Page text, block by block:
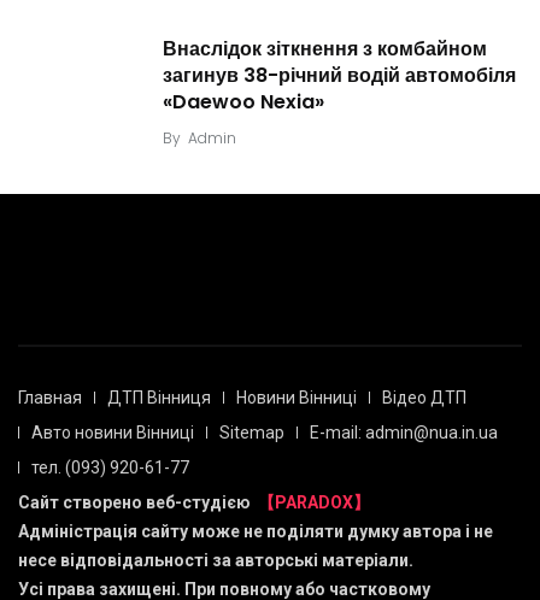
Внаслідок зіткнення з комбайном
загинув 38-річний водій автомобіля
«Daewoo Nexia»
By Admin
Главная ДТП Вінниця Новини Вінниці
Відео ДТП
Авто новини Вінниці
Sitemap
E-mail: admin@nua.in.ua
тел. (093) 920-61-77
Сайт створено веб-студією
【PARADOX】
Адміністрація сайту може не поділяти думку автора і не
несе відповідальності за авторські матеріали.
Усі права захищені. При повному або частковому